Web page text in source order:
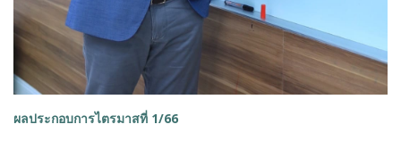
ผลประกอบการไตรมาสที่ 1/66